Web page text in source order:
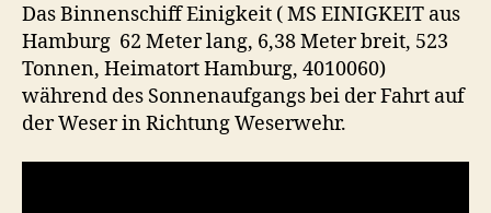
Das Binnenschiff Einigkeit ( MS EINIGKEIT aus
Hamburg 62 Meter lang, 6,38 Meter breit, 523
Tonnen, Heimatort Hamburg, 4010060)
während des Sonnenaufgangs bei der Fahrt auf
der Weser in Richtung Weserwehr.